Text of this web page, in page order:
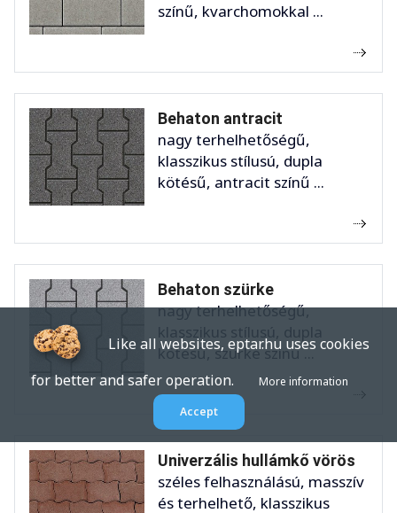
színű, kvarchomokkal ...
Behaton antracit
nagy terhelhetőségű,
klasszikus stílusú, dupla
kötésű, antracit színű ...
Behaton szürke
nagy terhelhetőségű,
klasszikus stílusú, dupla
kötésű, szürke színű ...
Univerzális hullámkő vörös
széles felhasználású, masszív
és terhelhető, klasszikus
Like all websites, eptar.hu uses cookies
for better and safer operation.
More information
Accept